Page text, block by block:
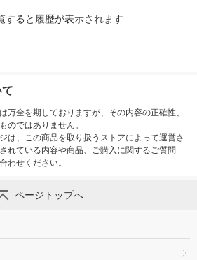
すると履歴が表示されます
万全を期しておりますが、その内容の正確性、
のではありません。
は、この商品を取り扱うストアによって運営さ
れている内容や商品、ご購入に関するご質問
わせください。
ページトップへ